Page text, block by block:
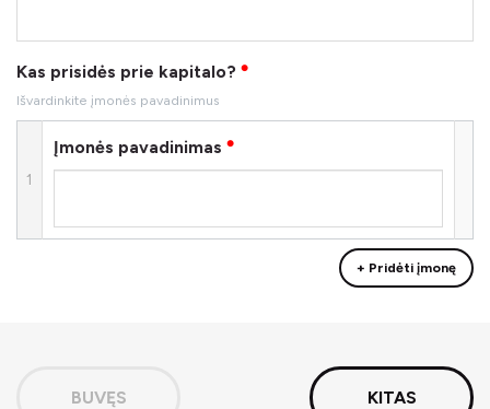
Kas prisidės prie kapitalo? ●
Išvardinkite įmonės pavadinimus
1
Įmonės pavadinimas ●
+ Pridėti įmonę
BUVĘS KITAS